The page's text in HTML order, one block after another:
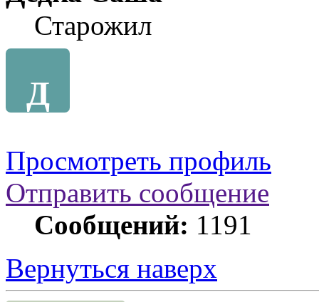
Старожил
Д
Просмотреть профиль
Отправить сообщение
Сообщений: 1191
Вернуться наверх